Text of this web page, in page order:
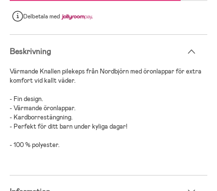
Delbetalamed
Beskrivning
Värmande Knallen pilekeps från Nordbjörn med öronlappar för extra
komfort vid kallt väder.
- Fin design.
- Värmande öronlappar.
- Kardborrestängning.
- Perfekt för ditt barn under kyliga dagar!
- 100 % polyester.